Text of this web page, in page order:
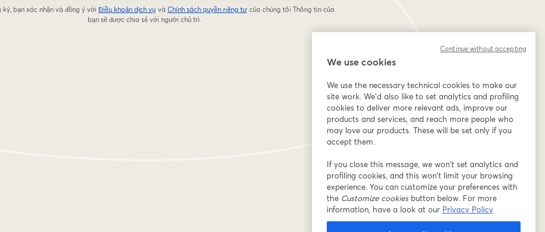
ký, bạn xác nhận và đồng ý với Điều khoản dịch vụ
mở trong tab mới
và Chính sách quyền riêng tư
mở trong tab mới
của chúng tôi Thông tin của
bạn sẽ được chia sẻ với người chủ trì.
We use cookies
We use the necessary technical cookies to make our
site work. We'd also like to set analytics and profiling
cookies to deliver more relevant ads, improve our
products and services, and reach more people who
may love our products. These will be set only if you
accept them.
If you close this message, we won’t set analytics and
profiling cookies, and this won’t limit your browsing
experience. You can customize your preferences with
the Customize cookiesbutton below. For more
information, have a look at our Privacy Policy
Continue without accepting